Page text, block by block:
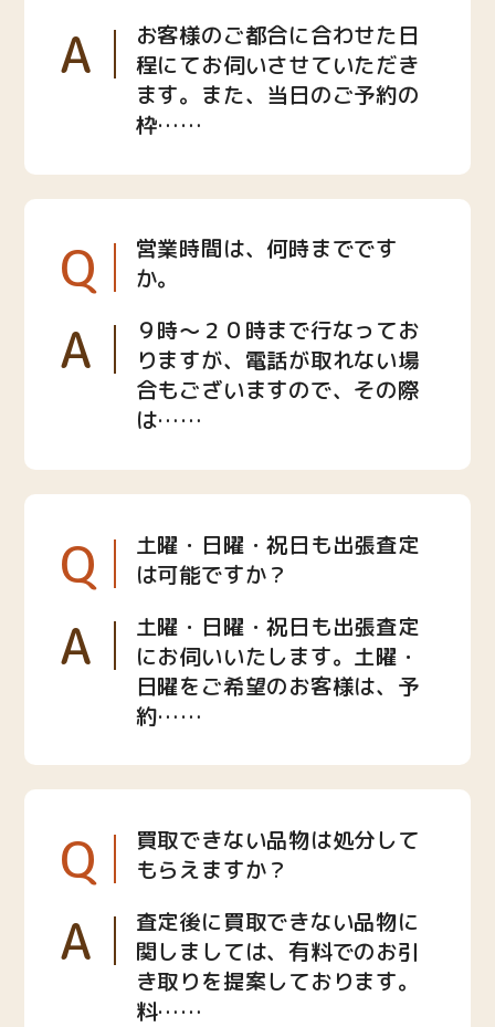
A
お客様のご都合に合わせた日
程にてお伺いさせていただき
ます。また、当日のご予約の
枠……
Q
営業時間は、何時までです
か。
A
９時〜２０時まで行なってお
りますが、電話が取れない場
合もございますので、その際
は……
Q
土曜・日曜・祝日も出張査定
は可能ですか？
A
土曜・日曜・祝日も出張査定
にお伺いいたします。土曜・
日曜をご希望のお客様は、予
約……
Q
買取できない品物は処分して
もらえますか？
A
査定後に買取できない品物に
関しましては、有料でのお引
き取りを提案しております。
料……